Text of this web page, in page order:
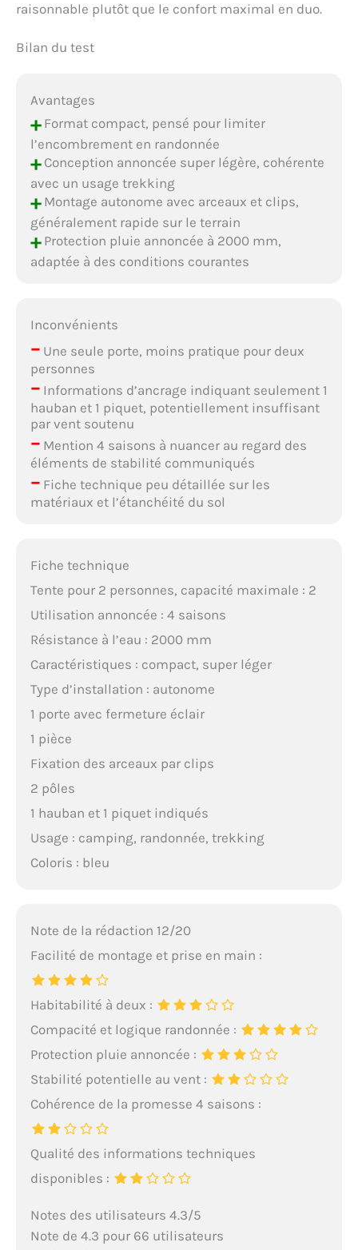
raisonnable plutôt que le confort maximal en duo.
Bilan du test
Avantages
+Format compact, pensé pour limiter
l’encombrement en randonnée
+Conception annoncée super légère, cohérente
avec un usage trekking
+Montage autonome avec arceaux et clips,
généralement rapide sur le terrain
+Protection pluie annoncée à 2000 mm,
adaptée à des conditions courantes
Inconvénients
–Une seule porte, moins pratique pour deux
personnes
–Informations d’ancrage indiquant seulement 1
hauban et 1 piquet, potentiellement insuffisant
par vent soutenu
–Mention 4 saisons à nuancer au regard des
éléments de stabilité communiqués
–Fiche technique peu détaillée sur les
matériaux et l’étanchéité du sol
Fiche technique
Tente pour 2 personnes, capacité maximale : 2
Utilisation annoncée : 4 saisons
Résistance à l’eau : 2000 mm
Caractéristiques : compact, super léger
Type d’installation : autonome
1 porte avec fermeture éclair
1 pièce
Fixation des arceaux par clips
2 pôles
1 hauban et 1 piquet indiqués
Usage : camping, randonnée, trekking
Coloris : bleu
Note de la rédaction 12/20
Facilité de montage et prise en main :
Habitabilité à deux :
Compacité et logique randonnée :
Protection pluie annoncée :
Stabilité potentielle au vent :
Cohérence de la promesse 4 saisons :
Qualité des informations techniques
disponibles :
Notes des utilisateurs 4.3/5
Note de 4.3 pour 66 utilisateurs